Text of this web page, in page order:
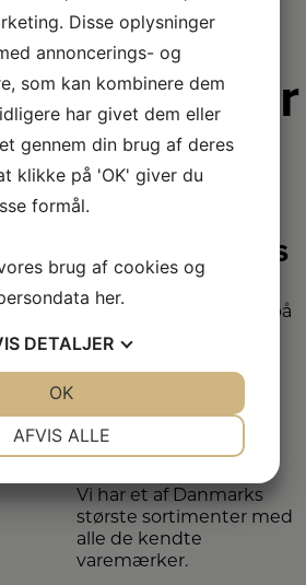
Derfor er
vi lidt
bedre
2+2 års
garanti
Vi har udvidet garanti på
udvalgte produkter
Stort
sortiment
Vi har et af Danmarks
største sortimenter med
alle de kendte
varemærker.
Disse oplysninger
annoncerings- og
som kan kombinere dem
har givet dem eller
gennem din brug af deres
klikke på 'OK' giver du
formål.
brug af cookies og
her.
DETALJER
STATISTIK
AFVIS ALLE
OK